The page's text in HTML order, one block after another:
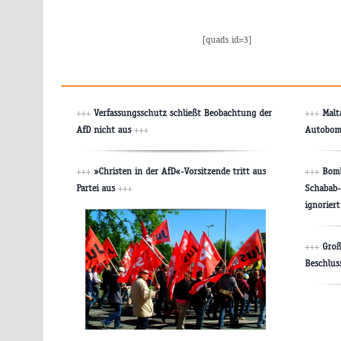
[quads id=3]
+++ Verfassungsschutz schließt Beobachtung der
AfD nicht aus +++
+++ »Christen in der AfD«-Vorsitzende tritt aus
Partei aus +++
+++
+++
ignoriert
+++